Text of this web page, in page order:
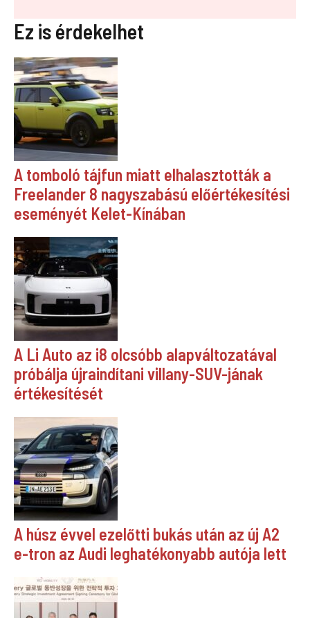
Ez is érdekelhet
A tomboló tájfun miatt elhalasztották a
Freelander 8 nagyszabású előértékesítési
eseményét Kelet-Kínában
A Li Auto az i8 olcsóbb alapváltozatával
próbálja újraindítani villany-SUV-jának
értékesítését
A húsz évvel ezelőtti bukás után az új A2
e-tron az Audi leghatékonyabb autója lett